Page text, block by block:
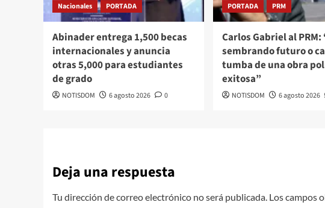
Nacionales PORTADA
Abinader entrega 1,500 becas
internacionales y anuncia
otras 5,000 para estudiantes
de grado
NOTISDOM 6 agosto 2026 0
PORTADA PRM
Carlos Gabriel al PRM:
sembrando futuro o
tumba de una obra
exitosa”
NOTISDOM 6 agosto 2026
Deja una respuesta
Tu dirección de correo electrónico no será publicada. Los campos